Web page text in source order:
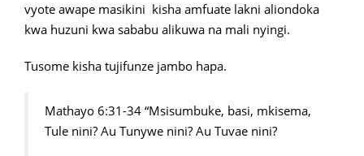
vyote awape masikini kisha amfuate lakni aliondoka
kwa huzuni kwa sababu alikuwa na mali nyingi.
Tusome kisha tujifunze jambo hapa.
Mathayo 6:31-34 “Msisumbuke, basi, mkisema,
Tule nini? Au Tunywe nini? Au Tuvae nini?